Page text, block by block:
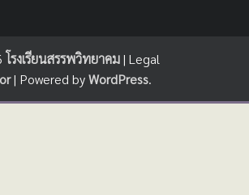
โรงเรียนสรรพวิทยาคม| Legal
| Powered byWordPress.